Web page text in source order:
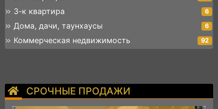
3-к квартира 6
Дома, дачи, таунхаусы 6
Коммерческая недвижимость 92
СРОЧНЫЕ ПРОДАЖИ